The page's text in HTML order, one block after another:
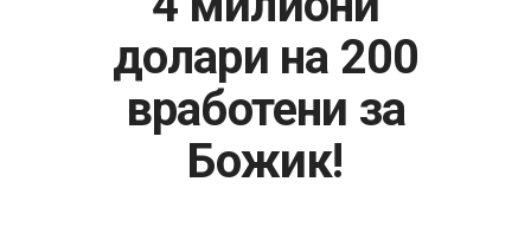
БАНКАРСТВО
ЖИВОТ
МОЗАИК
долари на 200
вработени за
Божик!